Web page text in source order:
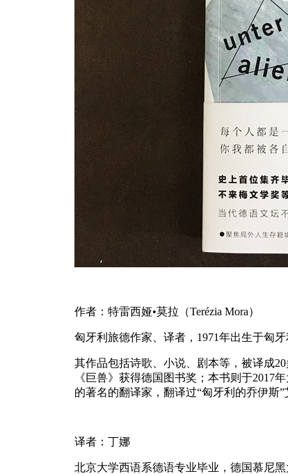
作者：特雷西娅•莫拉（Terézia Mora）
匈牙利旅德作家、译者， 1971年出生于匈
其作品包括诗歌、小说、剧本等，被译成20
《巨兽》获得德国图书奖；本书则于2017年
的著名的翻译家，翻译过“匈牙利的乔伊斯”
译者：丁娜
北京大学西语系德语专业毕业，德国慕尼